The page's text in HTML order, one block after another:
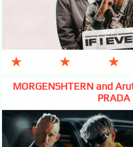
★ ★ ★
MORGENSHTERN and
PRADA